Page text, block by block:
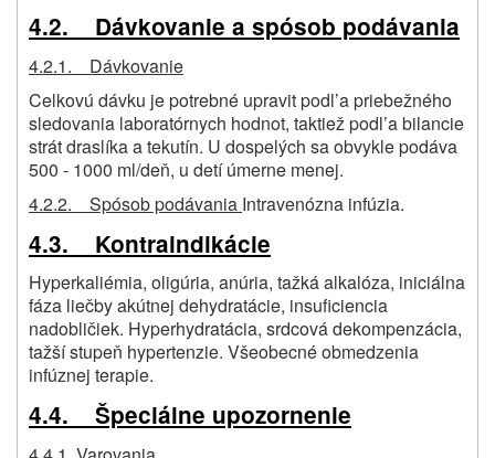
4.2. Dávkovanie a spósob podávania
4.2.1. Dávkovanie
Celkovú dávku je potrebné upravit podl’a priebežného
sledovania laboratórnych hodnot, taktiež podl’a bilancie
strát draslíka a tekutín. U dospelých sa obvykle podáva
500 - 1000 ml/deň, u detí úmerne menej.
4.2.2. Spósob podávania Intravenózna infúzia.
4.3. Kontraindikácie
Hyperkaliémia, oligúria, anúria, tažká alkalóza, iniciálna
fáza liečby akútnej dehydratácie, insuficiencia
nadobličiek. Hyperhydratácia, srdcová dekompenzácia,
tažší stupeň hypertenzie. Všeobecné obmedzenia
infúznej terapie.
4.4. Špeciálne upozornenie